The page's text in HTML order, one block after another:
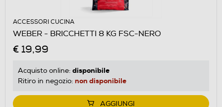
ACCESSORI CUCINA
WEBER - BRICCHETTI 8 KG FSC-NERO
€ 19,99
Acquisto online: disponibile
Ritiro in negozio: non disponibile
AGGIUNGI